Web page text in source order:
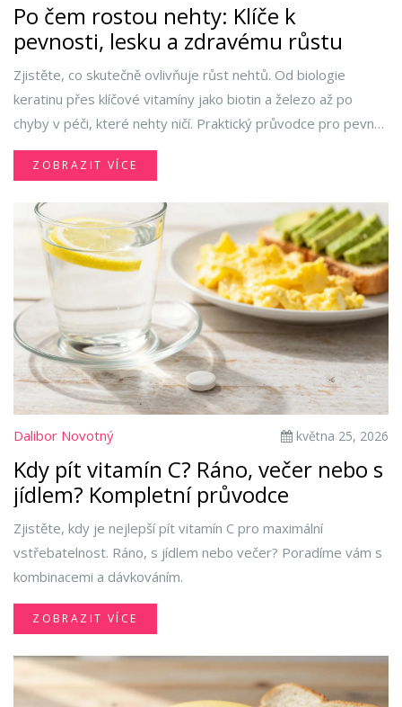
Po čem rostou nehty: Klíče k
pevnosti, lesku a zdravému růstu
Zjistěte, co skutečně ovlivňuje růst nehtů. Od biologie
keratinu přes klíčové vitamíny jako biotin a železo až po
chyby v péči, které nehty ničí. Praktický průvodce pro pevné
a zdravé nehty.
ZOBRAZIT VÍCE
Dalibor Novotný května 25, 2026
Kdy pít vitamín C? Ráno, večer nebo s
jídlem? Kompletní průvodce
Zjistěte, kdy je nejlepší pít vitamín C pro maximální
vstřebatelnost. Ráno, s jídlem nebo večer? Poradíme vám s
kombinacemi a dávkováním.
ZOBRAZIT VÍCE